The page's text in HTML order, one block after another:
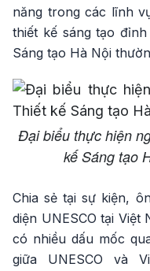
năng trong các lĩnh
thiết kế sáng tạo
Sáng tạo Hà Nội
Đại biểu thực hiện
kế Sáng tạo
Chia sẻ tại sự kiện,
diện UNESCO tại
có nhiều dấu mốc
giữa UNESCO và